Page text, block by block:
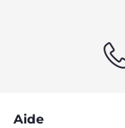
Aide